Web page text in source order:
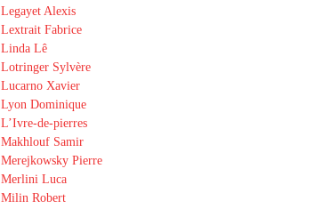
Legayet Alexis
Lextrait Fabrice
Linda Lê
Lotringer Sylvère
Lucarno Xavier
Lyon Dominique
L’Ivre-de-pierres
Makhlouf Samir
Merejkowsky Pierre
Merlini Luca
Milin Robert